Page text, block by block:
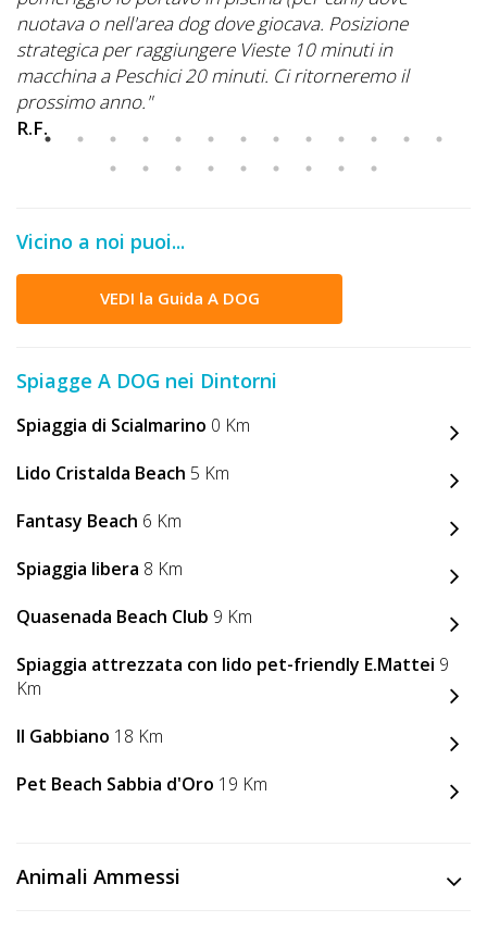
nuotava o nell'area dog dove giocava. Posizione
strategica per raggiungere Vieste 10 minuti in
macchina a Peschici 20 minuti. Ci ritorneremo il
prossimo anno."
R.F.
Vicino a noi puoi...
VEDI la Guida A DOG
Spiagge A DOG nei Dintorni
Spiaggia di Scialmarino 0 Km
Lido Cristalda Beach 5 Km
Fantasy Beach 6 Km
Spiaggia libera 8 Km
Quasenada Beach Club 9 Km
Spiaggia attrezzata con lido pet-friendly E.Mattei 9
Km
Il Gabbiano 18 Km
Pet Beach Sabbia d'Oro 19 Km
Animali Ammessi